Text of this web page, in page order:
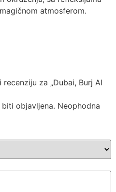
atmosferom.
za „Dubai, Burj Al
objavljena. Neophodna